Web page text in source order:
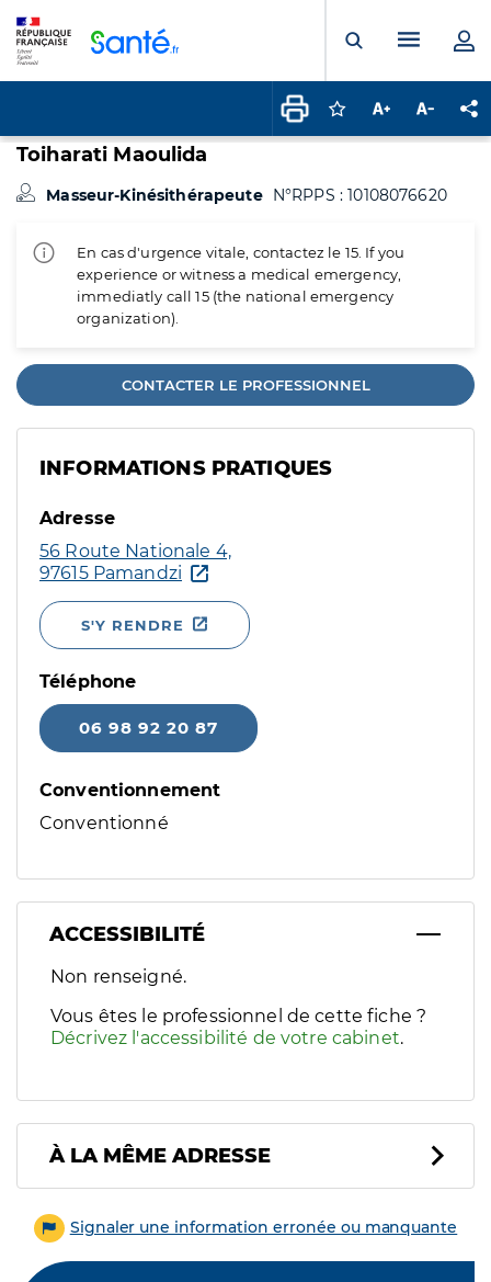
Ouvrir laMenu
Connectez-vous
Augmenter la
Toiharati Maoulida
Masseur-Kinésithérapeute N°RPPS : 10108076620
En cas d'urgence vitale, contactez le 15. If you
experience or witness a medical emergency,
immediatly call 15 (the national emergency
organization).
CONTACTER LE PROFESSIONNEL
INFORMATIONS PRATIQUES
Adresse
56 Route Nationale 4,
97615 Pamandzi
S'Y RENDRE
Téléphone
06 98 92 20 87
Conventionnement
Conventionné
ACCESSIBILITÉ
Filtres
Sélectionnez un ou plusieurs handicaps/besoins
Non renseigné.
Vous êtes le professionnel de cette fiche ?
Décrivez l'accessibilité de votre cabinet.
À LA MÊME ADRESSE
Signaler une information erronée ou manquante